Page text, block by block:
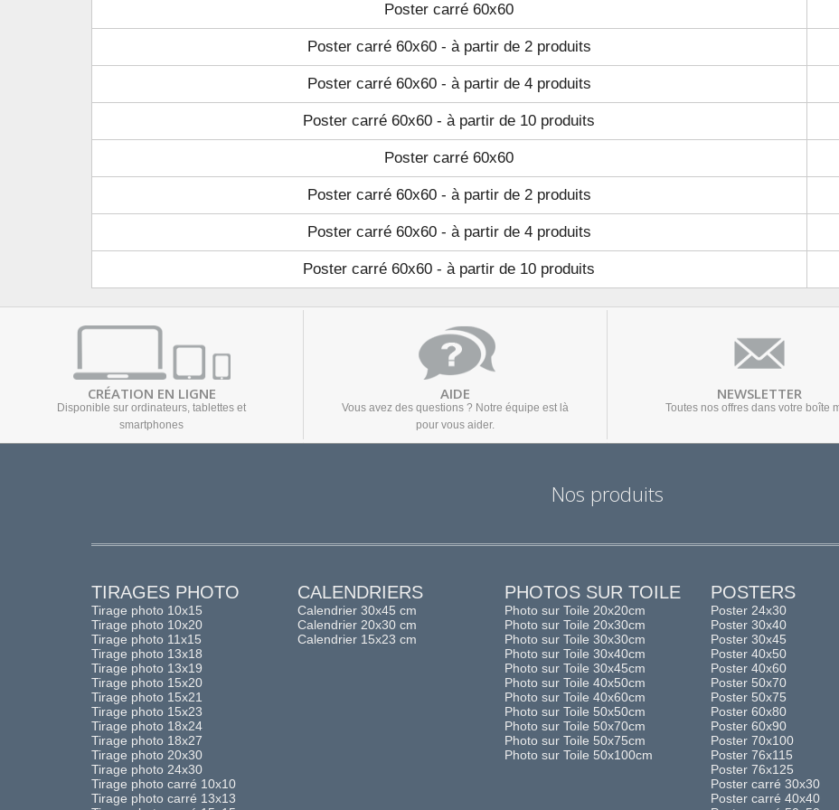
Poster carré 60x60
Poster carré 60x60 - à partir de 2 produits
Poster carré 60x60 - à partir de 4 produits
Poster carré 60x60 - à partir de 10 produits
Poster carré 60x60
Poster carré 60x60 - à partir de 2 produits
Poster carré 60x60 - à partir de 4 produits
Poster carré 60x60 - à partir de 10 produits
CRÉATION EN LIGNE
Disponible sur ordinateurs, tablettes et
smartphones
AIDE
Vous avez des questions ? Notre équipe est là
pour vous aider.
NEWSLETTER
Toutes nos offres dans votre boîte
Nos produits
TIRAGES PHOTO
Tirage photo 10x15
Tirage photo 10x20
Tirage photo 11x15
Tirage photo 13x18
Tirage photo 13x19
Tirage photo 15x20
Tirage photo 15x21
Tirage photo 15x23
Tirage photo 18x24
Tirage photo 18x27
Tirage photo 20x30
Tirage photo 24x30
Tirage photo carré 10x10
Tirage photo carré 13x13
CALENDRIERS
Calendrier 30x45 cm
Calendrier 20x30 cm
Calendrier 15x23 cm
PHOTOS SUR TOILE
Photo sur Toile 20x20cm
Photo sur Toile 20x30cm
Photo sur Toile 30x30cm
Photo sur Toile 30x40cm
Photo sur Toile 30x45cm
Photo sur Toile 40x50cm
Photo sur Toile 40x60cm
Photo sur Toile 50x50cm
Photo sur Toile 50x70cm
Photo sur Toile 50x75cm
Photo sur Toile 50x100cm
POSTERS
Poster 24x30
Poster 30x40
Poster 30x45
Poster 40x50
Poster 40x60
Poster 50x70
Poster 50x75
Poster 60x80
Poster 60x90
Poster 70x100
Poster 76x115
Poster 76x125
Poster carré 30x30
Poster carré 40x40